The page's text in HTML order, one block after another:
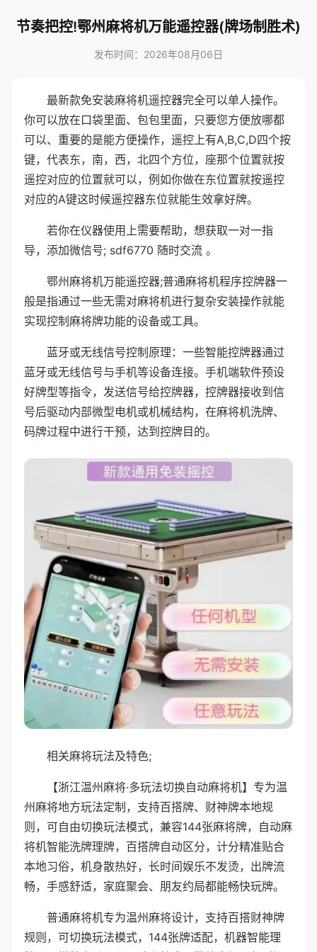
节奏把控!鄂州麻将机万能遥控器(牌场制胜术)
发布时间：2026年08月06日
最新款免安装麻将机遥控器完全可以单人操作。
你可以放在口袋里面、包包里面，只要您方便放哪都
可以、重要的是能方便操作，遥控上有A,B,C,D四个按
键，代表东，南，西，北四个方位，座那个位置就按
遥控对应的位置就可以，例如你做在东位置就按遥控
对应的A键这时候遥控器东位就能生效拿好牌。
若你在仪器使用上需要帮助，想获取一对一指
导，添加微信号; sdf6770 随时交流 。
鄂州麻将机万能遥控器;普通麻将机程序控牌器一
般是指通过一些无需对麻将机进行复杂安装操作就能
实现控制麻将牌功能的设备或工具。
蓝牙或无线信号控制原理：一些智能控牌器通过
蓝牙或无线信号与手机等设备连接。手机端软件预设
好牌型等指令，发送信号给控牌器，控牌器接收到信
号后驱动内部微型电机或机械结构，在麻将机洗牌、
码牌过程中进行干预，达到控牌目的。
相关麻将玩法及特色;
【浙江温州麻将·多玩法切换自动麻将机】专为温
州麻将地方玩法定制，支持百搭牌、财神牌本地规
则，可自由切换玩法模式，兼容144张麻将牌，自动麻
将机智能洗牌理牌，百搭牌自动区分，计分精准贴合
本地习俗，机身散热好，长时间娱乐不发烫，出牌流
畅，手感舒适，家庭聚会、朋友约局都能畅快玩牌。
普通麻将机专为温州麻将设计，支持百搭财神牌
规则，可切换玩法模式，144张牌适配，机器智能理